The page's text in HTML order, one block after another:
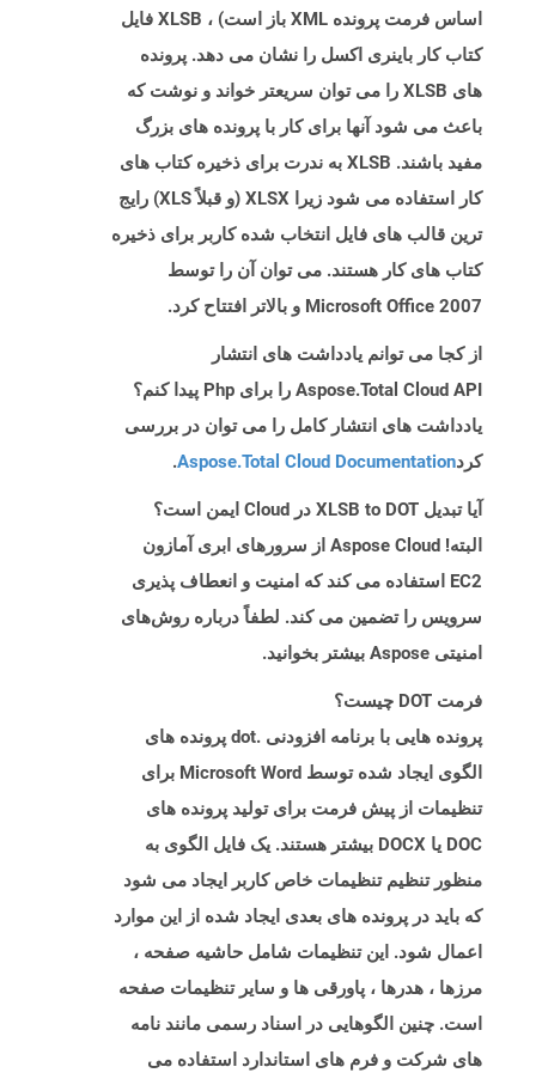
اساس فرمت پرونده XML باز است) ، XLSB فایل
کتاب کار باینری اکسل را نشان می دهد. پرونده
های XLSB را می توان سریعتر خواند و نوشت که
باعث می شود آنها برای کار با پرونده های بزرگ
مفید باشند. XLSB به ندرت برای ذخیره کتاب های
کار استفاده می شود زیرا XLSX (و قبلاً XLS) رایج
ترین قالب های فایل انتخاب شده کاربر برای ذخیره
کتاب های کار هستند. می توان آن را توسط
Microsoft Office 2007 و بالاتر افتتاح کرد.
از کجا می توانم یادداشت های انتشار
Aspose.Total Cloud API را برای Php پیدا کنم؟
یادداشت های انتشار کامل را می توان در بررسی
کردAspose.Total Cloud Documentation
.
آیا تبدیل XLSB to DOT در Cloud ایمن است؟
البته! Aspose Cloud از سرورهای ابری آمازون
EC2 استفاده می کند که امنیت و انعطاف پذیری
سرویس را تضمین می کند. لطفاً درباره روش‌های
امنیتی Aspose بیشتر بخوانید.
فرمت DOT چیست؟
پرونده هایی با برنامه افزودنی .dot پرونده های
الگوی ایجاد شده توسط Microsoft Word برای
تنظیمات از پیش فرمت برای تولید پرونده های
DOC یا DOCX بیشتر هستند. یک فایل الگوی به
منظور تنظیم تنظیمات خاص کاربر ایجاد می شود
که باید در پرونده های بعدی ایجاد شده از این موارد
اعمال شود. این تنظیمات شامل حاشیه صفحه ،
مرزها ، هدرها ، پاورقی ها و سایر تنظیمات صفحه
است. چنین الگوهایی در اسناد رسمی مانند نامه
های شرکت و فرم های استاندارد استفاده می